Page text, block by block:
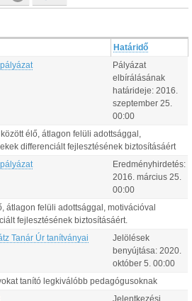
Határidő
Pályázat
elbírálásának
határideje: 2016.
szeptember 25
00:00
élő, átlagon felüli adottsággal,
differenciált fejlesztésének biztosításáért
Eredményhirdetés:
2016. március 25
00:00
átlagon felüli adottsággal, motivációval
fejlesztésének biztosításáért.
Tanár Úr tanítványai
Jelölések
benyújtása: 2020.
október 5 00:00
tanító legkiválóbb pedagógusoknak
Jelentkezési